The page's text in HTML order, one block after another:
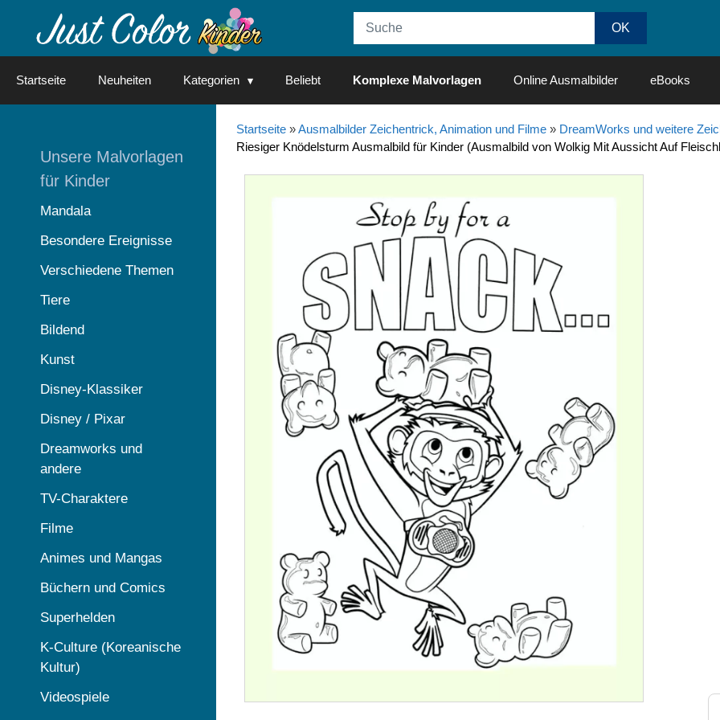
Startseite Neuheiten Kategorien Beliebt Komplexe Malvorlagen Online Ausmalbilder eBooks
Startseite»Ausmalbilder Zeichentrick, Animation und Filme» DreamWorks und weitere
Riesiger Knödelsturm Ausmalbild für Kinder (Ausmalbild von Wolkig Mit Aussicht Auf
Unsere Malvorlagen
für Kinder
Mandala
Besondere Ereignisse
Verschiedene Themen
Tiere
Bildend
Kunst
Disney-Klassiker
Disney / Pixar
Dreamworks und
andere
TV-Charaktere
Filme
Animes und Mangas
Büchern und Comics
Superhelden
K-Culture (Koreanische
Kultur)
Videospiele